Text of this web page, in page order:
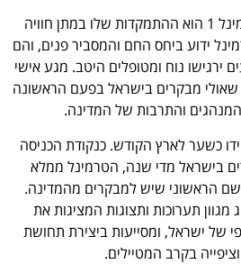
היבט ייחודי נוסף של טרמינל 1 הוא ההתמקדות שלו במתן חוויה
ידוע ביחס החם והמסביר פנים, והם
ירגישו נוח ומטופלים היטב. מגע אישי
שאולי מבקרים בישראל בפעם הראשונה
המנהגים והתרבות של המדינה.
בתפקידו כשער לארץ הקודש. כנקודת הכניסה
בישראל מדי שנה, הטרמינל ממלא
הראשוני שיש למבקרים מהמדינה.
טרמינל 1 מציג מגוון תערוכות ותצוגות המציגות את
של ישראל, ומסייעות ביצירת תחושת
בקרב המטיילים.